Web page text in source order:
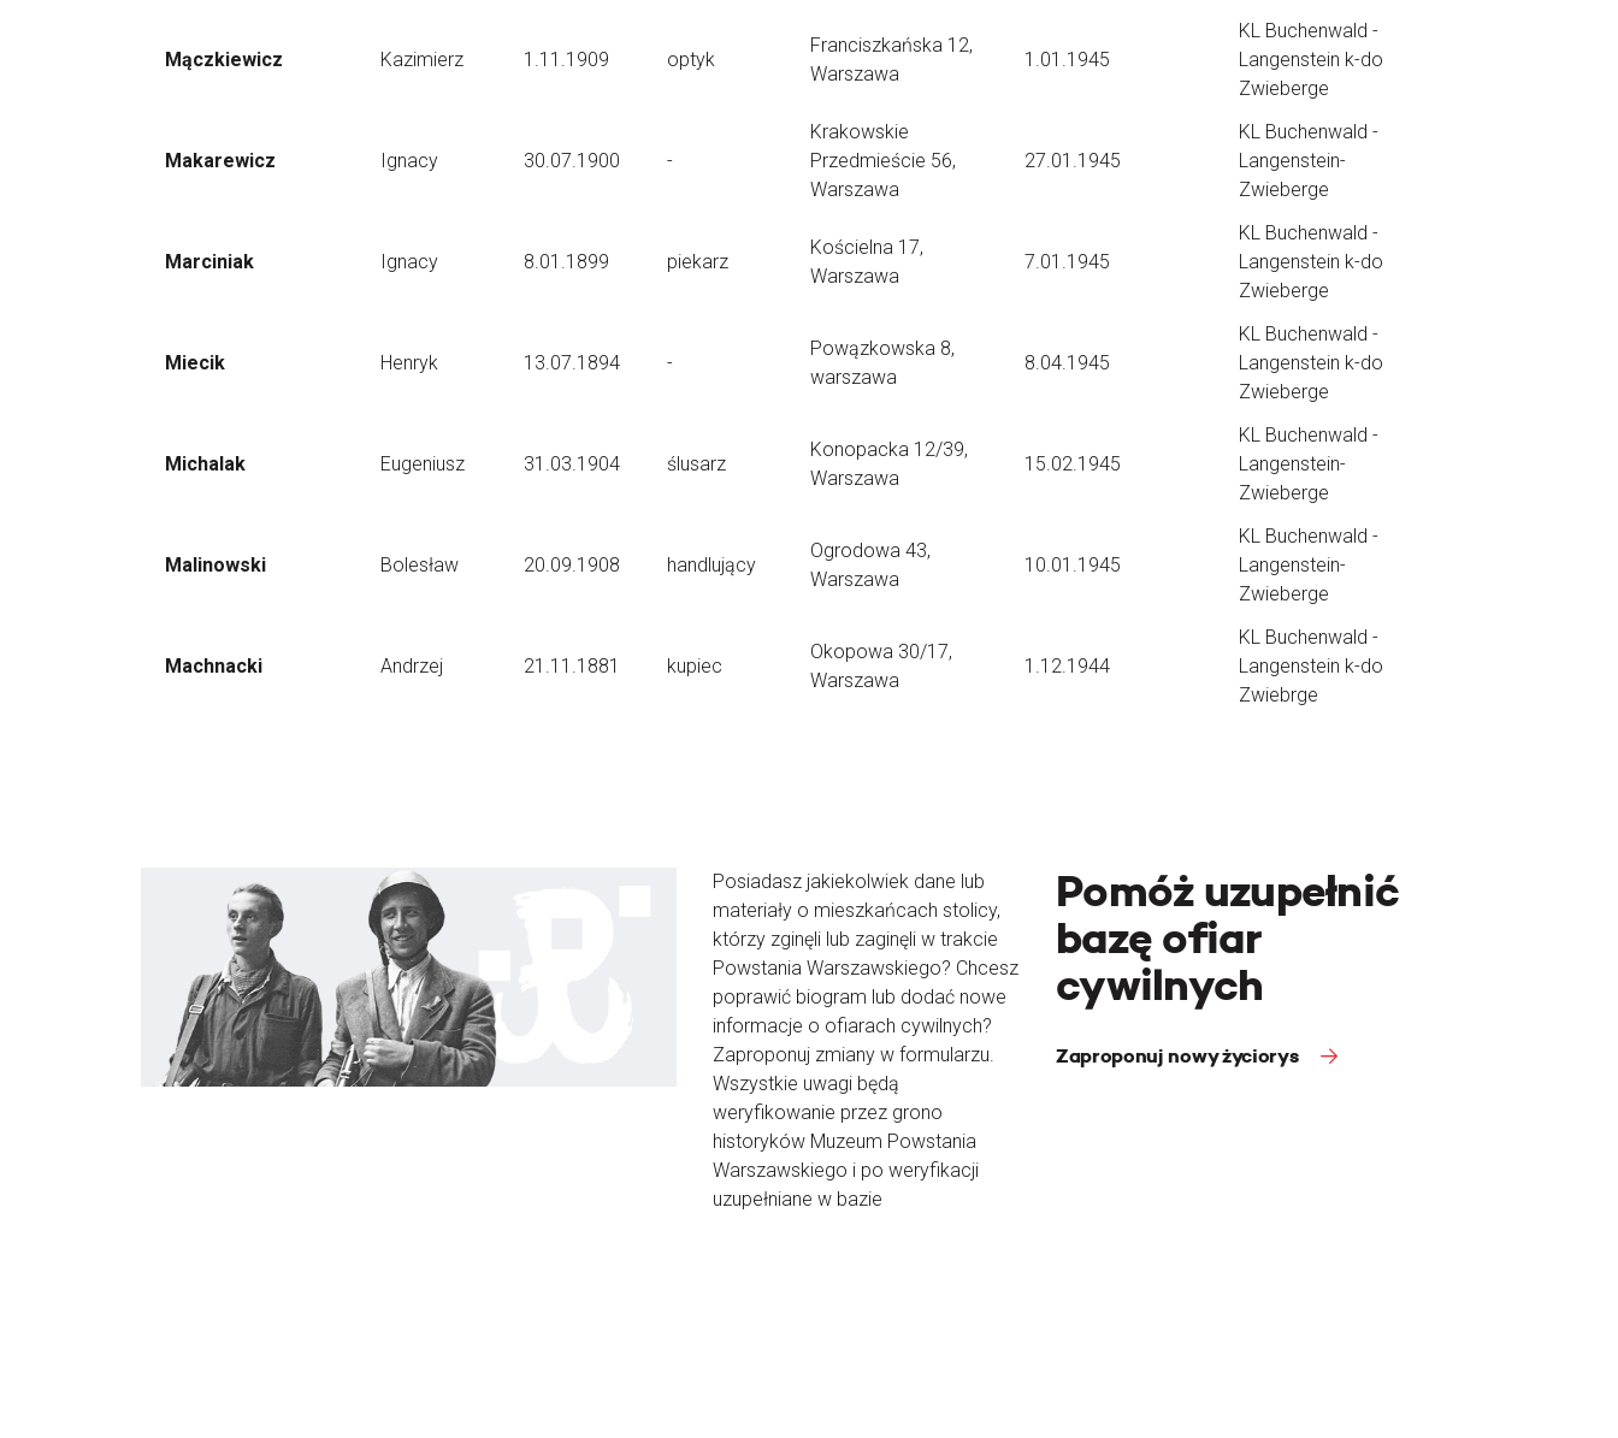
Mączkiewicz Kazimierz 1.11.1909 optyk
Franciszkańska 12,
Warszawa
1.01.1945
KL Buchenwald -
Langenstein k-do
Zwieberge
Makarewicz Ignacy 30.07.1900 -
Krakowskie
Przedmieście 56,
Warszawa
27.01.1945
KL Buchenwald -
Langenstein-
Zwieberge
Marciniak Ignacy 8.01.1899 piekarz
Kościelna 17,
Warszawa
7.01.1945
KL Buchenwald -
Langenstein k-do
Zwieberge
Miecik Henryk 13.07.1894 -
Powązkowska 8,
warszawa
8.04.1945
KL Buchenwald -
Langenstein k-do
Zwieberge
Michalak Eugeniusz 31.03.1904 ślusarz
Konopacka 12/39,
Warszawa
15.02.1945
KL Buchenwald -
Langenstein-
Zwieberge
Malinowski Bolesław 20.09.1908 handlujący
Ogrodowa 43,
Warszawa
10.01.1945
KL Buchenwald -
Langenstein-
Zwieberge
Machnacki Andrzej 21.11.1881 kupiec
Okopowa 30/17,
Warszawa
1.12.1944
KL Buchenwald -
Langenstein k-do
Zwiebrge
Posiadasz jakiekolwiek dane lub
materiały o mieszkańcach stolicy,
którzy zginęli lub zaginęli w trakcie
Powstania Warszawskiego? Chcesz
poprawić biogram lub dodać nowe
informacje o ofiarach cywilnych?
Zaproponuj zmiany w formularzu.
Wszystkie uwagi będą
weryfikowanie przez grono
historyków Muzeum Powstania
Warszawskiego i po weryfikacji
uzupełniane w bazie
Pomóż uzupełnić
bazę ofiar
cywilnych
Zaproponuj nowy życiorys